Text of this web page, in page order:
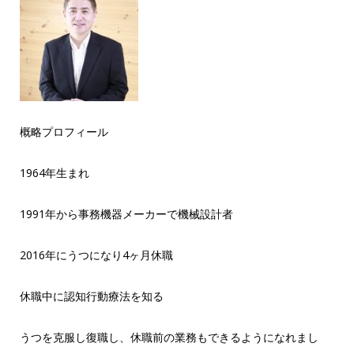
概略プロフィール
1964年生まれ
1991年から事務機器メーカーで機械設計者
2016年にうつになり4ヶ月休職
休職中に認知行動療法を知る
うつを克服し復職し、休職前の業務もできるようになれまし